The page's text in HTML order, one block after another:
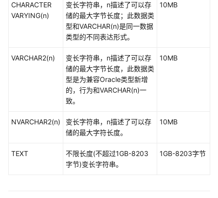
(9.1.1.x)
必
CHARACTER
VARYING(n)
变长字符串，n描述了可以存
储的最大字节长度；此数据类
型和VARCHAR(n)是同一数据
类型的不同表达形式。
10MB
VARCHAR2(n)
变长字符串，n描述了可以存
储的最大字节长度，此数据类
型是为兼容Oracle类型新增
的，行为和VARCHAR(n)一
致。
10MB
NVARCHAR2(n)
变长字符串，n描述了可以存
储的最大字符长度。
10MB
TEXT
不限长度(不超过1GB-8203
字节)变长字符串。
1GB-8203字节